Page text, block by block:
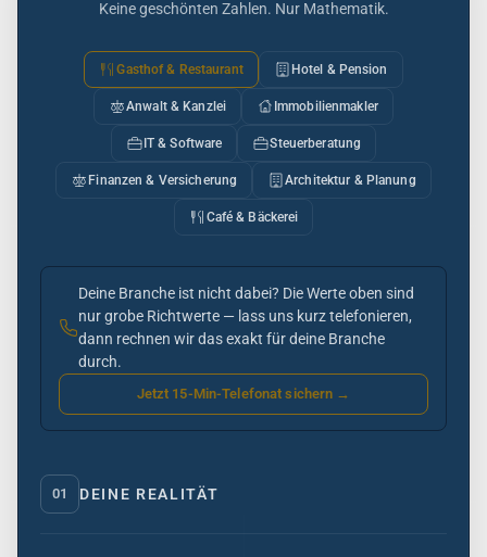
Keine geschönten Zahlen. Nur Mathematik.
Gasthof & Restaurant Hotel & Pension
Anwalt & Kanzlei Immobilienmakler
IT & Software Steuerberatung
Finanzen & Versicherung Architektur & Planung
Café & Bäckerei
Deine Branche ist nicht dabei? Die Werte oben sind
nur grobe Richtwerte — lass uns kurz telefonieren,
dann rechnen wir das exakt für deine Branche
durch.
Jetzt 15-Min-Telefonat sichern →
01 DEINE REALITÄT